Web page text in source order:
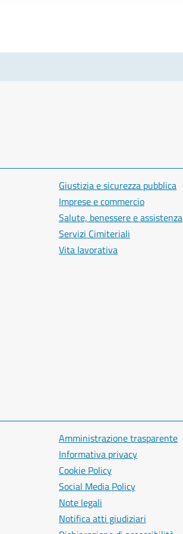
Giustizia e sicurezza pubblica
Imprese e commercio
Salute, benessere e assistenza
Servizi Cimiteriali
Vita lavorativa
Amministrazione trasparente
Informativa privacy
Cookie Policy
Social Media Policy
Note legali
Notifica atti giudiziari